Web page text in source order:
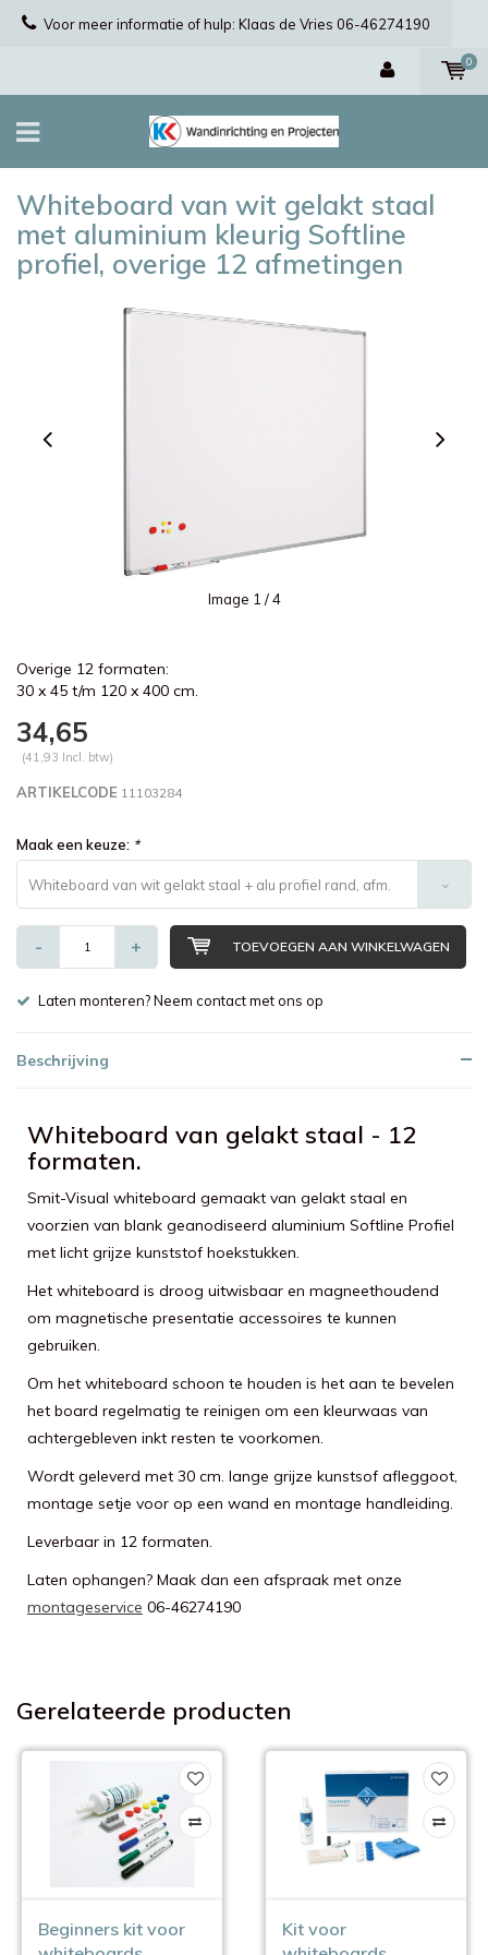
Voor meer informatie of hulp: Klaas de Vries 06-46274190
0
Whiteboard van wit gelakt staal
met aluminium kleurig Softline
profiel, overige 12 afmetingen
Image 1 / 4
Overige 12 formaten:
30 x 45 t/m 120 x 400 cm.
34,65
(41,93 Incl. btw)
ARTIKELCODE 11103284
Maak een keuze: *
Whiteboard van wit gelakt staal + alu profiel rand, afm.
30 x 45 cm. - €34,65
- + TOEVOEGEN AAN WINKELWAGEN
Laten monteren? Neem contact met ons op
Beschrijving
Whiteboard van gelakt staal - 12
formaten.
Smit-Visual whiteboard gemaakt van gelakt staal en
voorzien van blank geanodiseerd aluminium Softline Profiel
met licht grijze kunststof hoekstukken.
Het whiteboard is droog uitwisbaar en magneethoudend
om magnetische presentatie accessoires te kunnen
gebruiken.
Om het whiteboard schoon te houden is het aan te bevelen
het board regelmatig te reinigen om een kleurwaas van
achtergebleven inkt resten te voorkomen.
Wordt geleverd met 30 cm. lange grijze kunstsof afleggoot,
montage setje voor op een wand en montage handleiding.
Leverbaar in 12 formaten.
Laten ophangen? Maak dan een afspraak met onze
montageservice 06-46274190
Gerelateerde producten
Beginners kit voor
Kit voor